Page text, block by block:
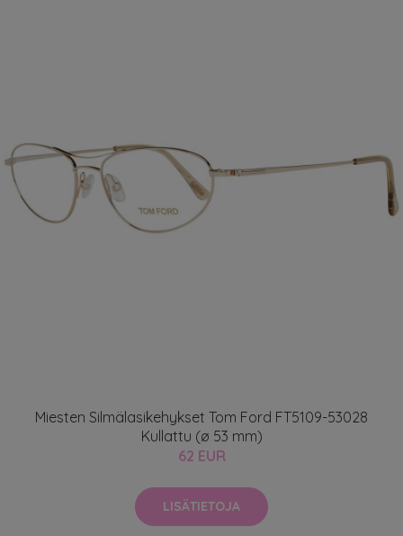
Miesten Silmälasikehykset Tom Ford FT5109-53028
Kullattu (ø 53 mm)
62 EUR
LISÄTIETOJA